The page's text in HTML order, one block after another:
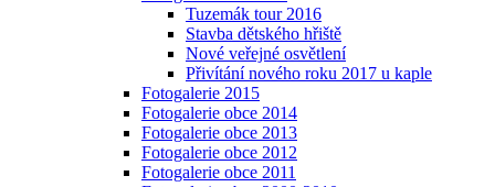
Tuzemák tour 2016
Stavba dětského hřiště
Nové veřejné osvětlení
Přivítání nového roku 2017 u kaple
Fotogalerie 2015
Fotogalerie obce 2014
Fotogalerie obce 2013
Fotogalerie obce 2012
Fotogalerie obce 2011